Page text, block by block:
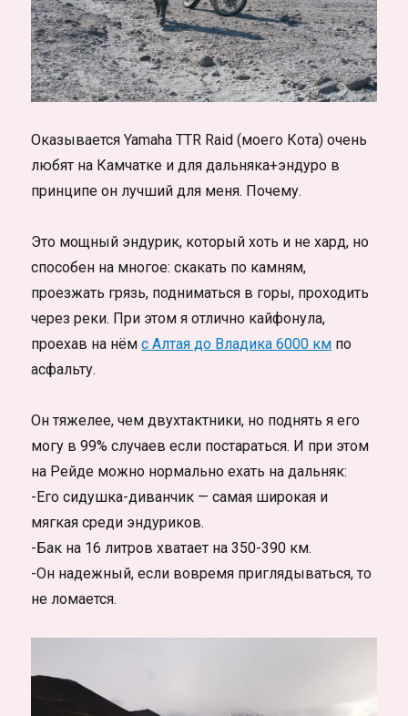
Оказывается Yamaha TTR Raid (моего Кота) очень
любят на Камчатке и для дальняка+эндуро в
принципе он лучший для меня. Почему.
Это мощный эндурик, который хоть и не хард, но
способен на многое: скакать по камням,
проезжать грязь, подниматься в горы, проходить
через реки. При этом я отлично кайфонула,
проехав на нёмс Алтая до Владика 6000 км по
асфальту.
Он тяжелее, чем двухтактники, но поднять я его
могу в 99% случаев если постараться. И при этом
на Рейде можно нормально ехать на дальняк:
-Его сидушка-диванчик — самая широкая и
мягкая среди эндуриков.
-Бак на 16 литров хватает на 350-390 км.
-Он надежный, если вовремя приглядываться, то
не ломается.